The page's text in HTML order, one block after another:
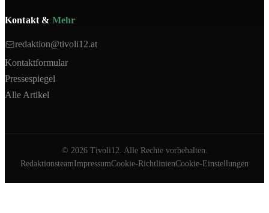
Kontakt & Mehr
redaktion@tivoli12.at
Kontaktformular
Pressespiegel
Alle Artikel
© 2026Tivoli12. Alle Rechte vorbehalten.
RedaktionsteamImpressumCookie-RichtlinienCookie-Einstellungen